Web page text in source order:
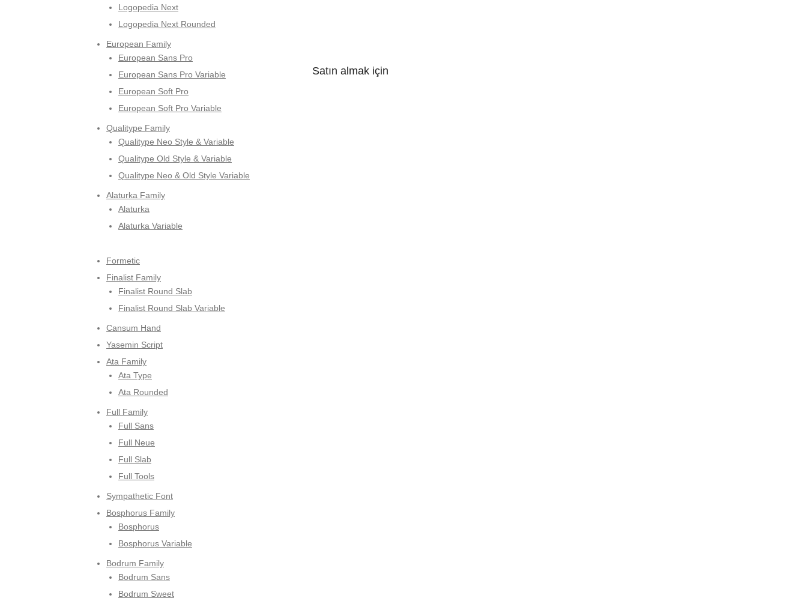
Logopedia Next
Logopedia Next Rounded
European Family
European Sans Pro
European Sans Pro Variable
European Soft Pro
European Soft Pro Variable
Qualitype Family
Qualitype Neo Style & Variable
Qualitype Old Style & Variable
Qualitype Neo & Old Style Variable
Alaturka Family
Alaturka
Alaturka Variable
Formetic
Finalist Family
Finalist Round Slab
Finalist Round Slab Variable
Cansum Hand
Yasemin Script
Ata Family
Ata Type
Ata Rounded
Full Family
Full Sans
Full Neue
Full Slab
Full Tools
Sympathetic Font
Bosphorus Family
Bosphorus
Bosphorus Variable
Bodrum Family
Bodrum Sans
Bodrum Sweet
Satın almak için